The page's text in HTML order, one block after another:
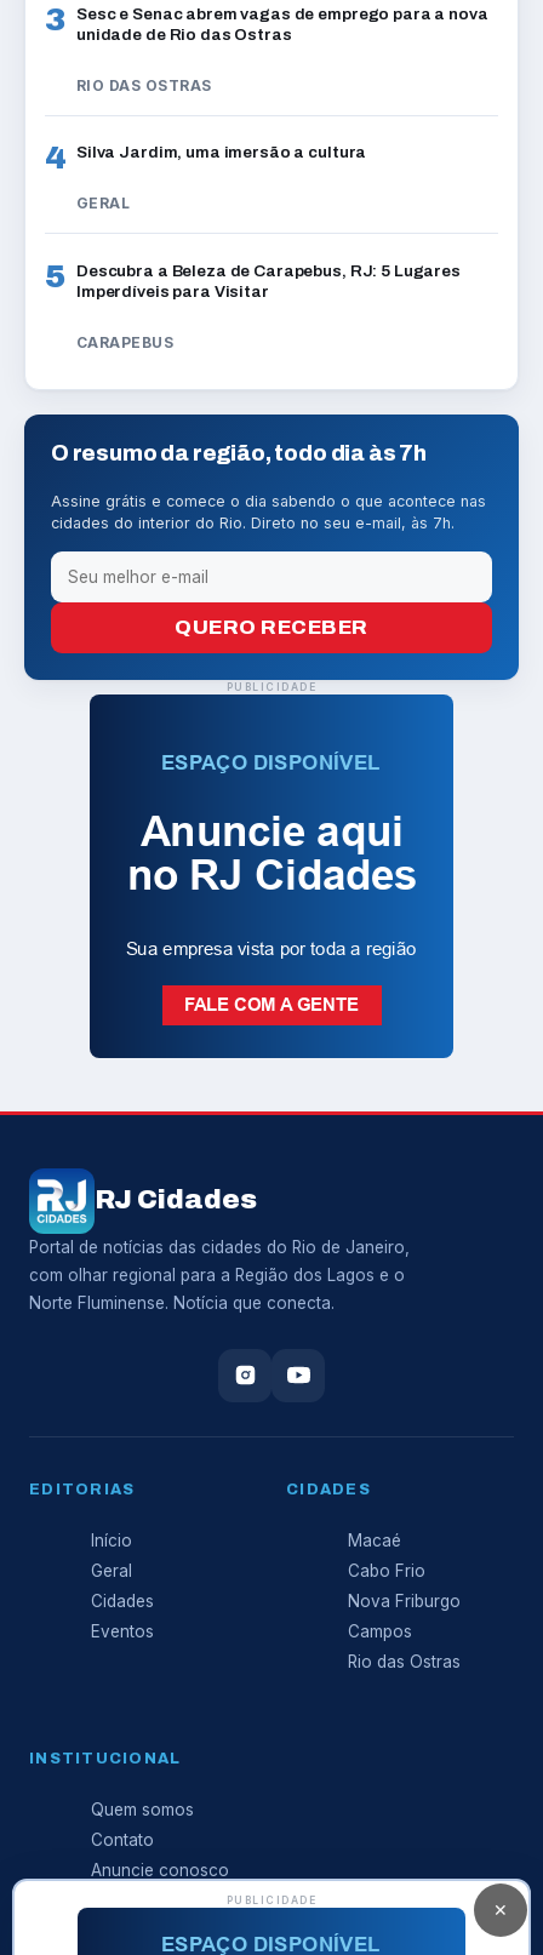
3
Sesc e Senac abrem vagas de emprego para a nova
unidade de Rio das Ostras
RIO DAS OSTRAS
4 Silva Jardim, uma imersão a cultura
GERAL
5
Descubra a Beleza de Carapebus, RJ: 5 Lugares
Imperdíveis para Visitar
CARAPEBUS
O resumo da região, todo dia às 7h
Assine grátis e comece o dia sabendo o que acontece nas
cidades do interior do Rio. Direto no seu e-mail, às 7h.
QUERO RECEBER
PUBLICIDADE
RJ Cidades
Portal de notícias das cidades do Rio de Janeiro,
com olhar regional para a Região dos Lagos e o
Norte Fluminense. Notícia que conecta.
EDITORIAS
Início
Geral
Cidades
Eventos
CIDADES
Macaé
Cabo Frio
Nova Friburgo
Campos
Rio das Ostras
INSTITUCIONAL
Quem somos
Contato
Anuncie conosco
✕
PUBLICIDADE